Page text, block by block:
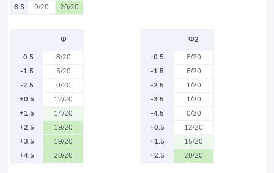
6.5
0/20 20/20
Ф
-0.5
8/20
-1.5
5/20
-2.5
0/20
+0.5
12/20
+1.5
14/20
+2.5
19/20
+3.5
19/20
+4.5
20/20
Ф2
-0.5
8/20
-1.5
6/20
-2.5
1/20
-3.5
1/20
-4.5
0/20
+0.5
12/20
+1.5
15/20
+2.5
20/20